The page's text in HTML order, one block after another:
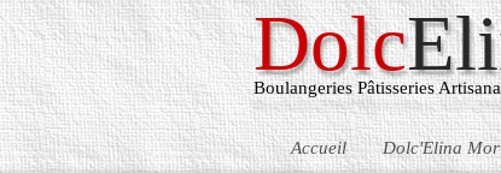
Dolc
Boulangeries Pâtisseries
Accueil Dolc'Elina